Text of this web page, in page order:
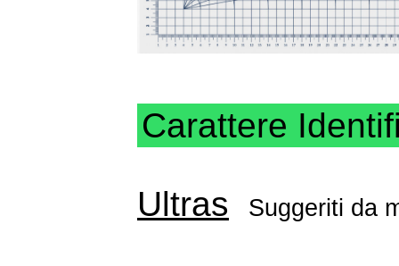
Carattere
Ultras Suggeriti da